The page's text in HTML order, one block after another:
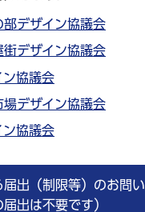
部デザイン協議会
街デザイン協議会
ン協議会
場デザイン協議会
ン協議会
出（制限等）のお問
出は不要です）